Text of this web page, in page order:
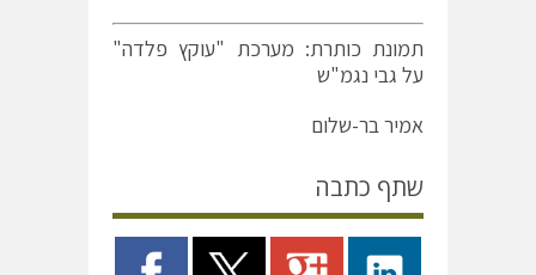
תמונת כותרת: מערכת "עוקץ פלדה"
על גבי נגמ"ש
אמיר בר-שלום
שתף כתבה